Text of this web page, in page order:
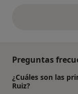
Preguntas
¿Cuáles son las
Ruiz?